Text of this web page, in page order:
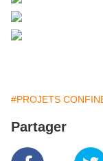
#PROJETS
Partager